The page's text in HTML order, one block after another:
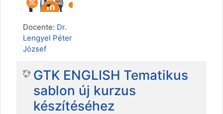
Docente: Dr.
Lengyel Péter
József
GTK ENGLISH Tematikus
sablon új kurzus
készítéséhez